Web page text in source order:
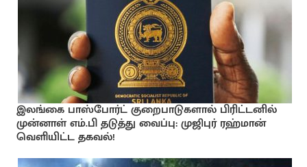
இலங்கை பாஸ்போர்ட் குறைபாடுகளால் பிரிட்டனில்
முன்னாள் எம்.பி தடுத்து வைப்பு: முஜிபுர் ரஹ்மான்
வெளியிட்ட தகவல்!